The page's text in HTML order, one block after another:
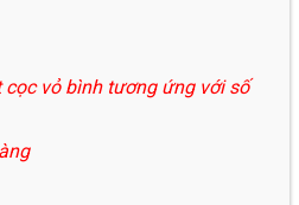
cọc vỏ bình tương ứng với số